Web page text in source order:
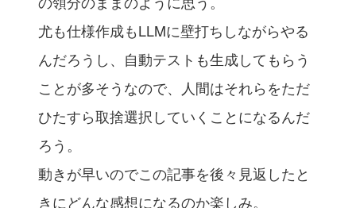
尤も仕様作成もLLMに壁打ちしながらやる
んだろうし、自動テストも生成してもらう
ことが多そうなので、人間はそれらをただ
ひたすら取捨選択していくことになるんだ
ろう。
動きが早いのでこの記事を後々見返したと
きにどんな感想になるのか楽しみ。